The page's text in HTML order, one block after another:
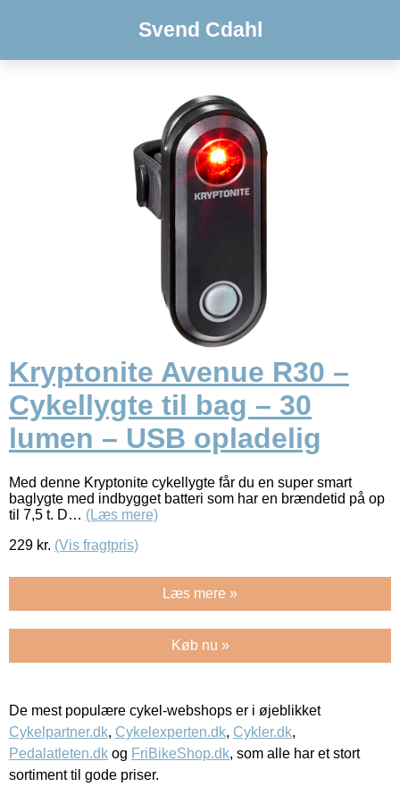
Svend Cdahl
Kryptonite Avenue R30 –
Cykellygte til bag – 30
lumen – USB opladelig
Med denne Kryptonite cykellygte får du en super smart
baglygte med indbygget batteri som har en brændetid på op
til 7,5 t. D… (Læs mere)
229 kr. (Vis fragtpris)
Læs mere »
Køb nu »
De mest populære cykel-webshops er i øjeblikket
Cykelpartner.dk, Cykelexperten.dk, Cykler.dk,
Pedalatleten.dk og FriBikeShop.dk, som alle har et stort
sortiment til gode priser.